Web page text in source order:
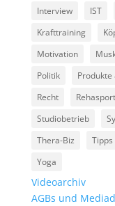
Interview
IST
Krafttraining
Motivation
Politik
Recht
Rehasport
Studiobetrieb
Thera-Biz
Tipps
Yoga
Videoarchiv
AGBs und